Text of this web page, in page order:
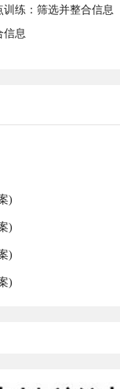
训练：筛选并整合信息
信息
)
)
)
)